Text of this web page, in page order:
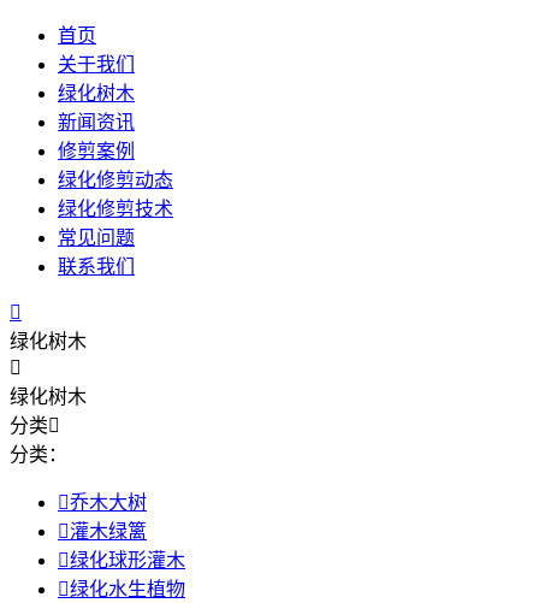
首页
关于我们
绿化树木
新闻资讯
修剪案例
绿化修剪动态
绿化修剪技术
常见问题
联系我们

绿化树木

绿化树木
分类
分类：
乔木大树
灌木绿篱
绿化球形灌木
绿化水生植物